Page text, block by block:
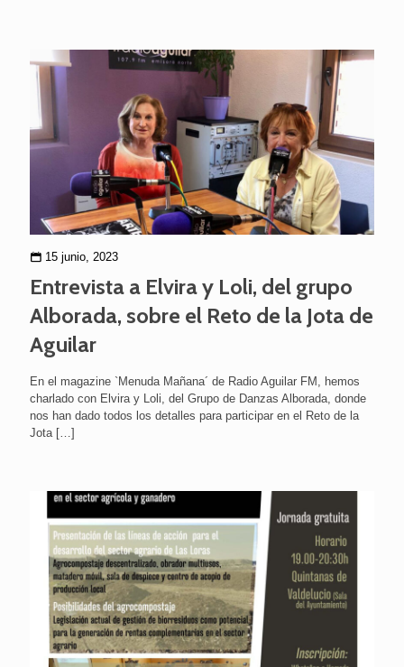
15 junio, 2023
Entrevista a Elvira y Loli, del grupo
Alborada, sobre el Reto de la Jota de
Aguilar
En el magazine `Menuda Mañana´ de Radio Aguilar FM, hemos
charlado con Elvira y Loli, del Grupo de Danzas Alborada, donde
nos han dado todos los detalles para participar en el Reto de la
Jota […]